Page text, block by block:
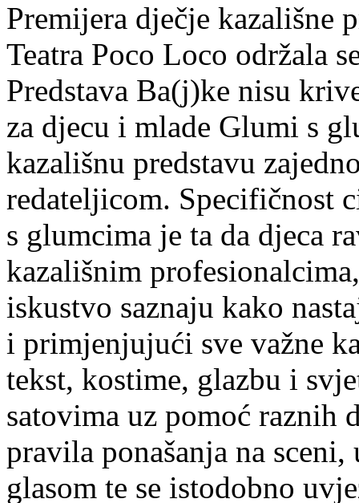
Premijera dječje kazališne
Teatra Poco Loco održala
Predstava Ba(j)ke nisu
za djecu i mlade Glumi s
kazališnu predstavu
redateljicom. Specifičnost
s glumcima je ta da djeca
kazališnim
iskustvo saznaju kako
i primjenjujući sve važne
tekst, kostime, glazbu i
satovima uz pomoć raznih
pravila ponašanja na
glasom te se istodobno